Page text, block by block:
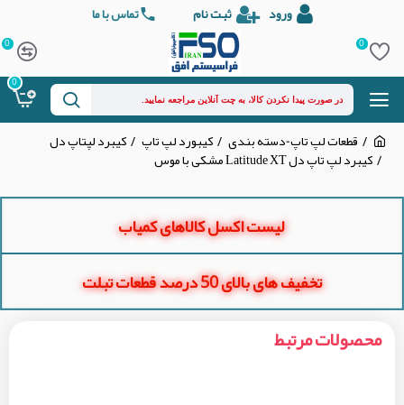
ورود ثبت نام تماس با ما
0
0
0
قطعات لپ تاپ-دسته بندی کیبورد لپ تاپ کیبرد لپتاپ دل
کیبرد لپ تاپ دل Latitude XT مشکی با موس
لیست اکسل کالاهای کمیاب
تخفیف های بالای 50 درصد قطعات تبلت
محصولات مرتبط